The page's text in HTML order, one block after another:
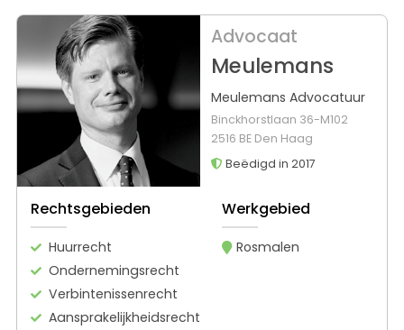
Advocaat
Meulemans
Meulemans Advocatuur
Binckhorstlaan 36-M102
2516 BE Den Haag
Beëdigd in 2017
Rechtsgebieden
Huurrecht
Ondernemingsrecht
Verbintenissenrecht
Aansprakelijkheidsrecht
Werkgebied
Rosmalen